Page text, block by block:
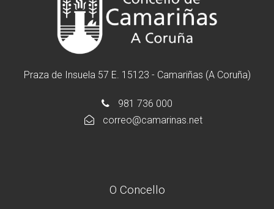
Praza de Insuela 57 E. 15123 - Camariñas (A Coruña)
981 736 000
correo@camarinas.net
O Concello